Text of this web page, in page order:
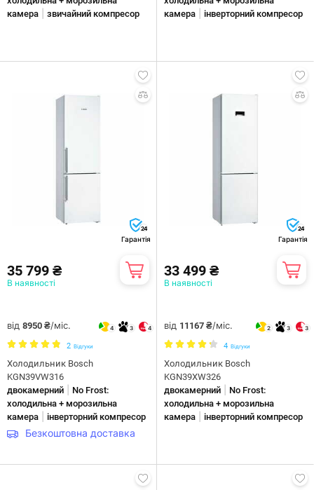
камера
звичайний компресор
камера
інверторний компресор
24
Гарантія
35 799 ₴
В наявності
від 8950 ₴/міс. 4 3 4
2 Відгуки
Холодильник Bosch
KGN39VW316
двокамерний
No Frost:
холодильна + морозильна
камера
інверторний компресор
Безкоштовна доставка
24
Гарантія
33 499 ₴
В наявності
від 11167 ₴/міс. 2 3 3
4 Відгуки
Холодильник Bosch
KGN39XW326
двокамерний
No Frost:
холодильна + морозильна
камера
інверторний компресор